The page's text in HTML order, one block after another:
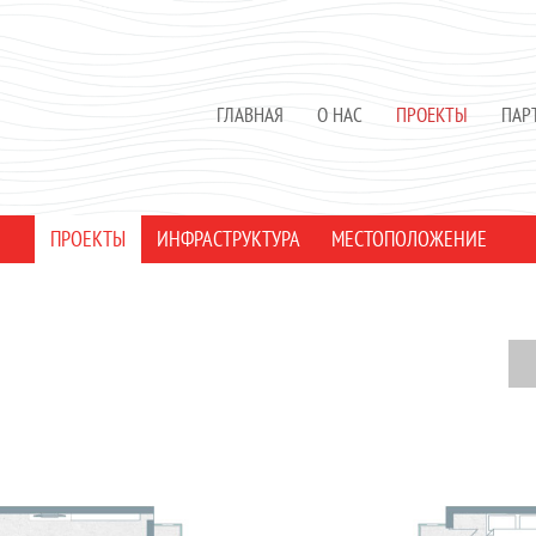
ГЛАВНАЯ О НАС ПРОЕКТЫ
ПРОЕКТЫ ИНФРАСТРУКТУРА МЕСТОПОЛОЖЕНИЕ